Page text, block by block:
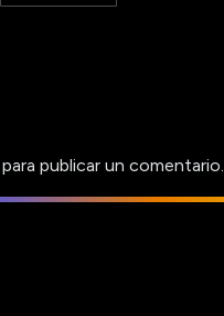
para publicar un comentario.